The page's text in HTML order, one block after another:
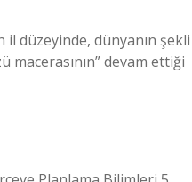
düzeyinde, dünyanın şekli
macerasının” devam ettiği